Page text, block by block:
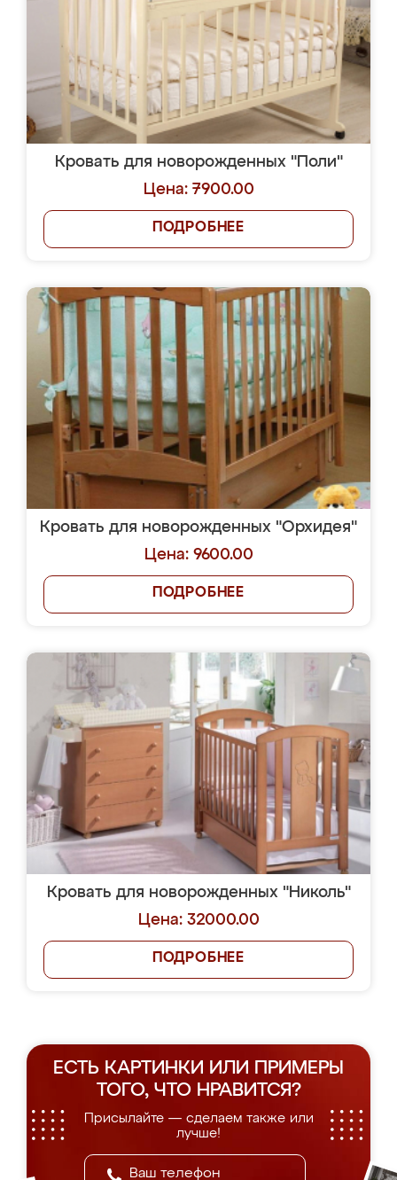
Кровать для новорожденных "Поли"
Цена: 7900.00
ПОДРОБНЕЕ
Кровать для новорожденных "Орхидея"
Цена: 9600.00
ПОДРОБНЕЕ
Кровать для новорожденных "Николь"
Цена: 32000.00
ПОДРОБНЕЕ
ЕСТЬ КАРТИНКИ ИЛИ ПРИМЕРЫ
ТОГО, ЧТО НРАВИТСЯ?
Присылайте — сделаем также или
лучше!